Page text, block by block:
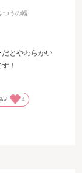
つうの幅
とやわらかい
！
Like! 4